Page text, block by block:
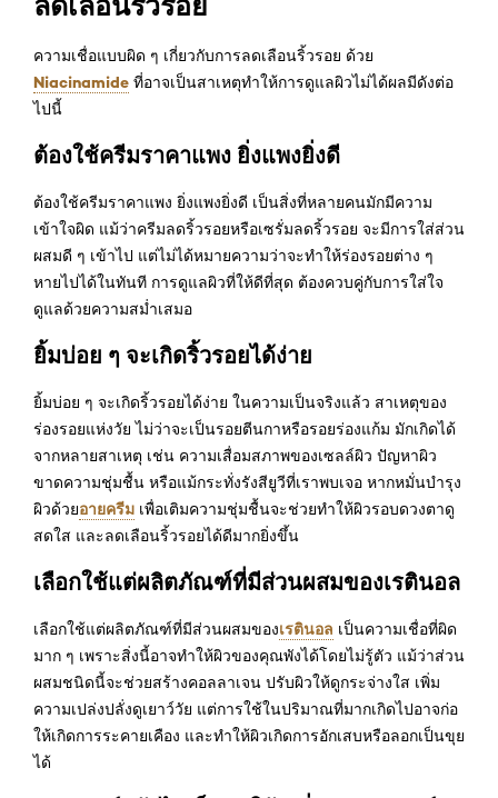
ความเชื่อแบบผิด ๆ เกี่ยวกับการลดเลือนริ้วรอย ด้วย
Niacinamide ที่อาจเป็นสาเหตุทำให้การดูแลผิวไม่ได้ผลมีดังต่อ
ไปนี้
ต้องใช้ครีมราคาแพง ยิ่งแพงยิ่งดี
ต้องใช้ครีมราคาแพง ยิ่งแพงยิ่งดี เป็นสิ่งที่หลายคนมักมีความ
เข้าใจผิด แม้ว่าครีมลดริ้วรอยหรือเซรั่มลดริ้วรอย จะมีการใส่ส่วน
ผสมดี ๆ เข้าไป แต่ไม่ได้หมายความว่าจะทำให้ร่องรอยต่าง ๆ
หายไปได้ในทันที การดูแลผิวที่ให้ดีที่สุด ต้องควบคู่กับการใส่ใจ
ดูแลด้วยความสม่ำเสมอ
ยิ้มบ่อย ๆ จะเกิดริ้วรอยได้ง่าย
ยิ้มบ่อย ๆ จะเกิดริ้วรอยได้ง่าย ในความเป็นจริงแล้ว สาเหตุของ
ร่องรอยแห่งวัย ไม่ว่าจะเป็นรอยตีนกาหรือรอยร่องแก้ม มักเกิดได้
จากหลายสาเหตุ เช่น ความเสื่อมสภาพของเซลล์ผิว ปัญหาผิว
ขาดความชุ่มชื้น หรือแม้กระทั่งรังสียูวีที่เราพบเจอ หากหมั่นบำรุง
ผิวด้วยอายครีม เพื่อเติมความชุ่มชื้นจะช่วยทำให้ผิวรอบดวงตาดู
สดใส และลดเลือนริ้วรอยได้ดีมากยิ่งขึ้น
เลือกใช้แต่ผลิตภัณฑ์ที่มีส่วนผสมของเรตินอล
เลือกใช้แต่ผลิตภัณฑ์ที่มีส่วนผสมของเรตินอล เป็นความเชื่อที่ผิด
มาก ๆ เพราะสิ่งนี้อาจทำให้ผิวของคุณพังได้โดยไม่รู้ตัว แม้ว่าส่วน
ผสมชนิดนี้จะช่วยสร้างคอลลาเจน ปรับผิวให้ดูกระจ่างใส เพิ่ม
ความเปล่งปลั่งดูเยาว์วัย แต่การใช้ในปริมาณที่มากเกิดไปอาจก่อ
ให้เกิดการระคายเคือง และทำให้ผิวเกิดการอักเสบหรือลอกเป็นขุย
ได้